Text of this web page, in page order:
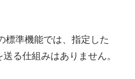
標準機能では、指定した
る仕組みはありません。